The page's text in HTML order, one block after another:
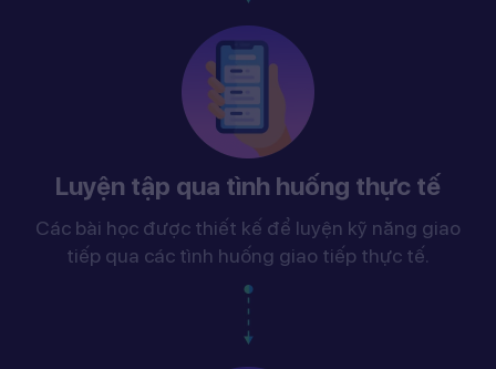
Luyện tập qua tình huống thực tế
Các bài học được thiết kế để luyện kỹ năng giao
tiếp qua các tình huống giao tiếp thực tế.